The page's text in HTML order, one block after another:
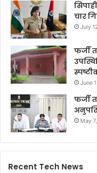
चार
July
फर्जी
June
फर्जी
May
Recent Tech News